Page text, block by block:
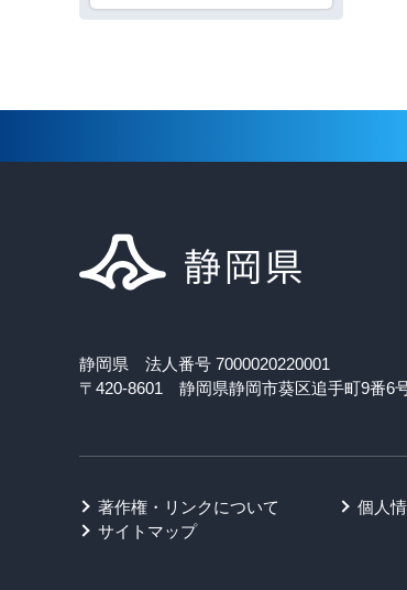
静岡県 法人番号 7000020220001
〒420-8601 静岡県静岡市葵区追手町9番6
著作権・リンクについて 個人
サイトマップ